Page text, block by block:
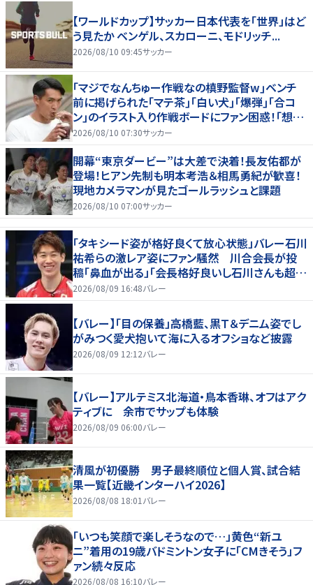
【ワールドカップ】サッカー日本代表を「世界」はど
う見たか ベンゲル、スカローニ、モドリッチ...
2026/08/10 09:45サッカー
｢マジでなんちゅー作戦なの槙野監督w｣ベンチ
前に掲げられた｢マテ茶｣｢白い犬｣｢爆弾｣｢合コ
ン｣のイラスト入り作戦ボードにファン困惑！｢想像
よりデカくて吹いた｣
2026/08/10 07:30サッカー
開幕“東京ダービー”は大差で決着！長友佑都が
登場！ヒアン先制も明本考浩＆相馬勇紀が歓喜！
現地カメラマンが見たゴールラッシュと課題
2026/08/10 07:00サッカー
「タキシード姿が格好良くて放心状態」バレー石川
祐希らの激レア姿にファン騒然 川合会長が投
稿「鼻血が出る」「会長格好良いし石川さんも超格
好いい」
2026/08/09 16:48バレー
【バレー】「目の保養」高橋藍、黒Ｔ＆デニム姿でし
がみつく愛犬抱いて海に入るオフショなど披露
2026/08/09 12:12バレー
【バレー】アルテミス北海道・鳥本香琳、オフはアク
ティブに 余市でサップも体験
2026/08/09 06:00バレー
清風が初優勝 男子最終順位と個人賞、試合結
果一覧【近畿インターハイ2026】
2026/08/08 18:01 バレー
「いつも笑顔で楽しそうなので…」黄色“新ユ
ニ”着用の19歳バドミントン女子に「CMきそう」フ
ァン続々反応
2026/08/08 16:10バレー